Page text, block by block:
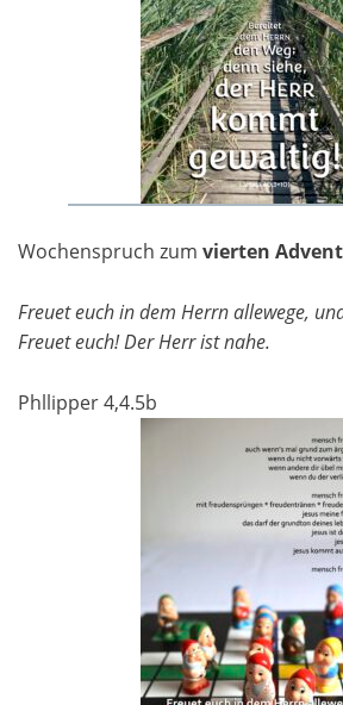
Wochenspruch zum vierten Advent
Freuet euch in dem Herrn allewege,
Freuet euch! Der Herr ist nahe.
Phllipper 4,4.5b